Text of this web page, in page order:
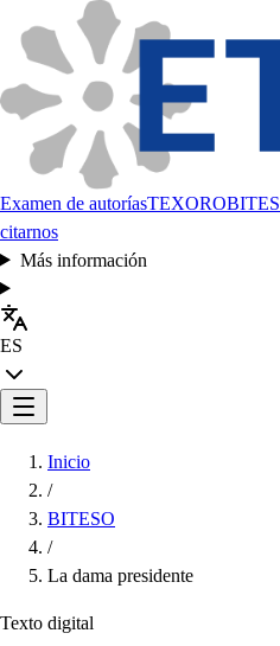
Examen de autoríasTEXORO
citarnos
Más información
ES
Inicio
/
BITESO
/
La dama presidente
Texto digital